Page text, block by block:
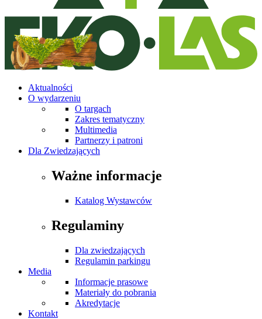
Aktualności
O wydarzeniu
O targach
Zakres tematyczny
Multimedia
Partnerzy i patroni
Dla Zwiedzających
Ważne informacje
Katalog Wystawców
Regulaminy
Dla zwiedzających
Regulamin parkingu
Media
Informacje prasowe
Materiały do pobrania
Akredytacje
Kontakt